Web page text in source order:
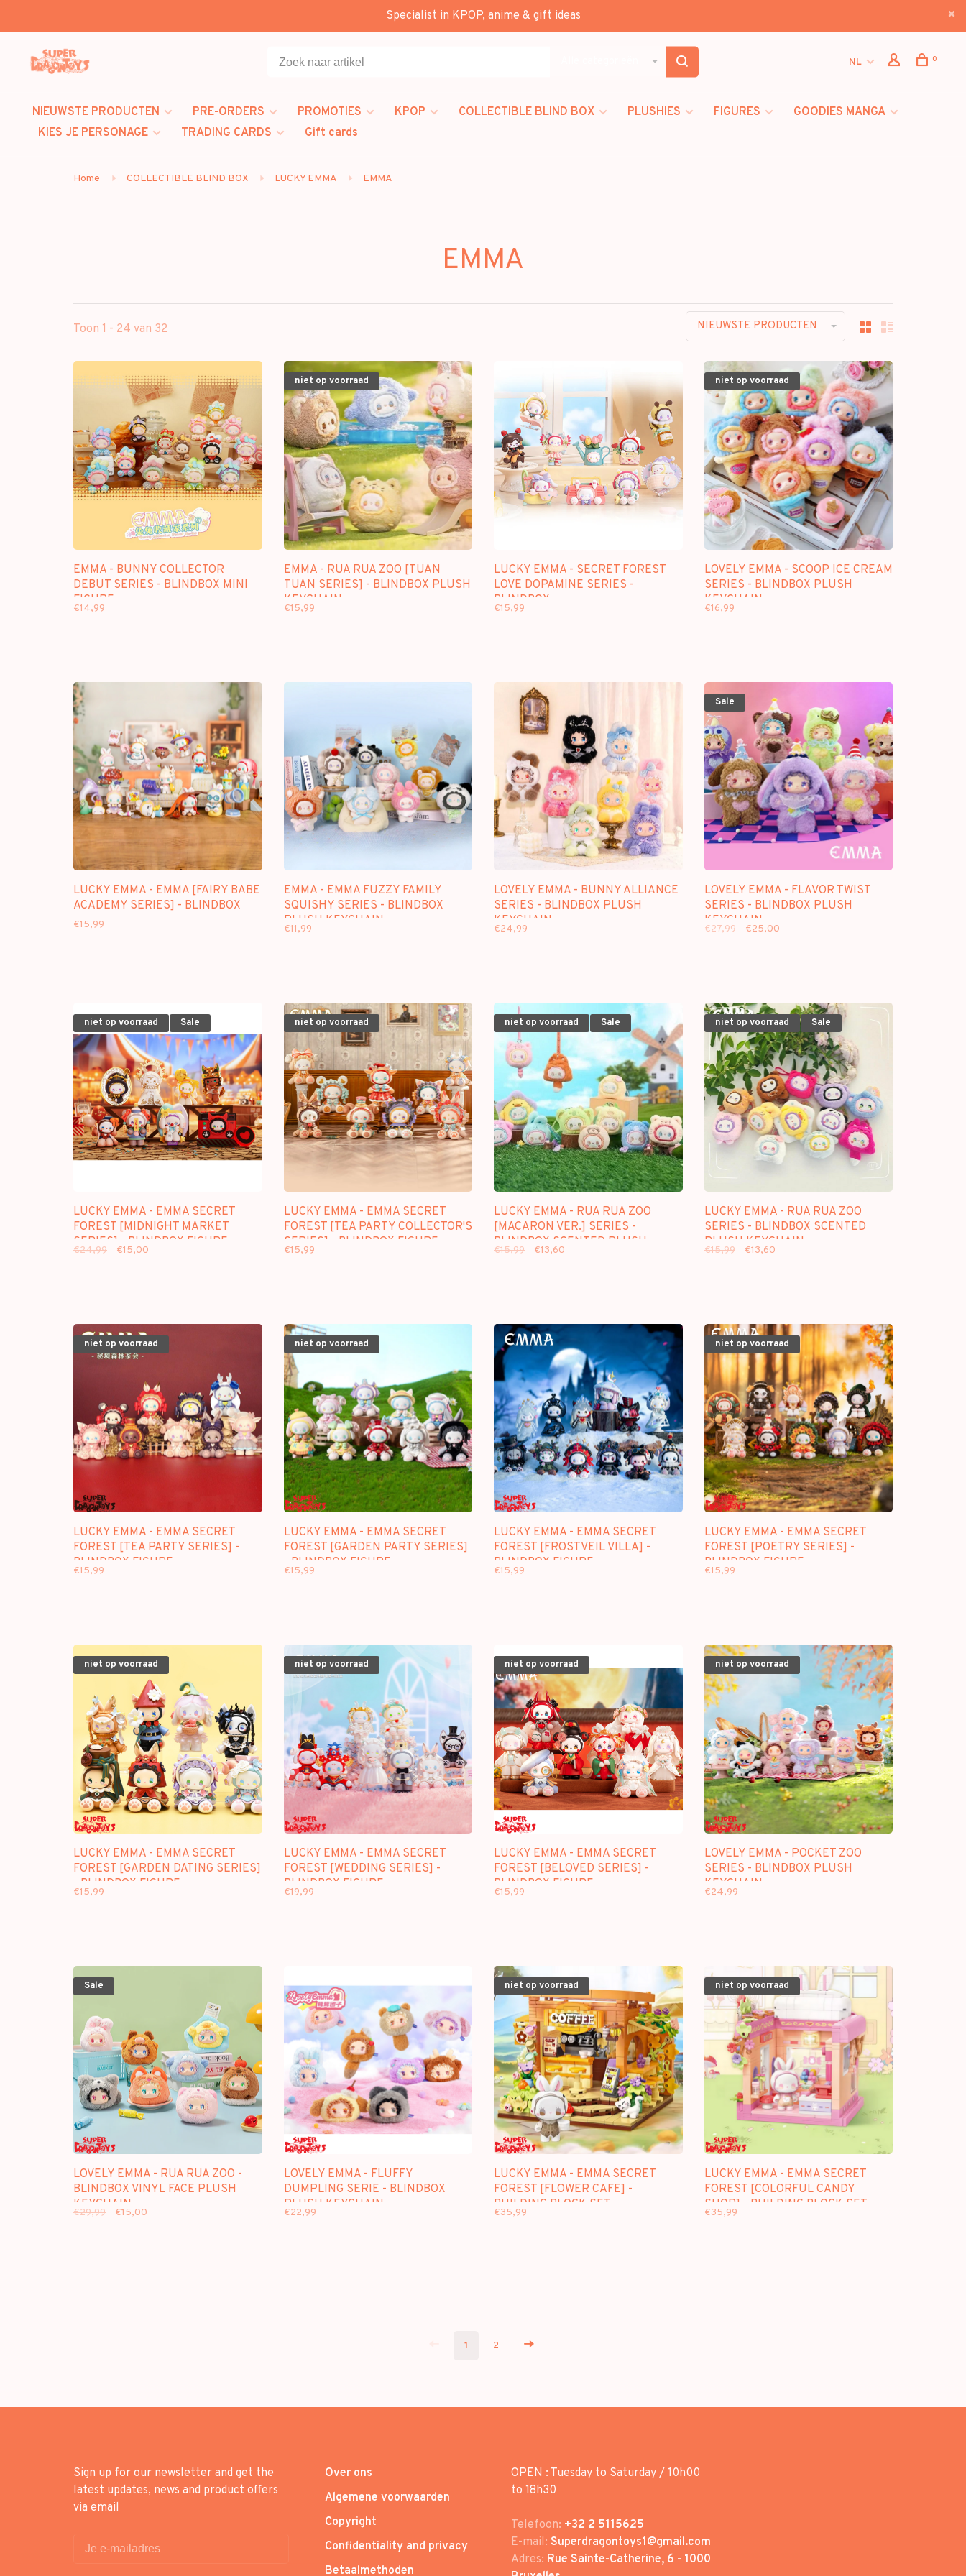
Specialist in KPOP, anime & gift ideas
NL 0
NIEUWSTE PRODUCTEN PRE-ORDERS PROMOTIES KPOP COLLECTIBLE BLIND BOX PLUSHIES FIGURES
GOODIES MANGA
KIES JE PERSONAGE
TRADING CARDS Gift cards
Home COLLECTIBLE BLIND BOX LUCKY EMMA EMMA
EMMA
Toon 1 - 24 van 32 NIEUWSTE PRODUCTEN
EMMA - BUNNY COLLECTOR
DEBUT SERIES - BLINDBOX MINI
FIGURE
€14,99
niet op voorraad
EMMA - RUA RUA ZOO [TUAN
TUAN SERIES] - BLINDBOX PLUSH
KEYCHAIN
€15,99
LUCKY EMMA - SECRET FOREST
LOVE DOPAMINE SERIES -
BLINDBOX
€15,99
niet op voorraad
LOVELY EMMA - SCOOP ICE CREAM
SERIES - BLINDBOX PLUSH
KEYCHAIN
€16,99
LUCKY EMMA - EMMA [FAIRY BABE
ACADEMY SERIES] - BLINDBOX
€15,99
EMMA - EMMA FUZZY FAMILY
SQUISHY SERIES - BLINDBOX
PLUSH KEYCHAIN
€11,99
LOVELY EMMA - BUNNY ALLIANCE
SERIES - BLINDBOX PLUSH
KEYCHAIN
€24,99
Sale
LOVELY EMMA - FLAVOR TWIST
SERIES - BLINDBOX PLUSH
KEYCHAIN
€27,99 €25,00
niet op voorraad Sale
LUCKY EMMA - EMMA SECRET
FOREST [MIDNIGHT MARKET
SERIES] - BLINDBOX FIGURE
€24,99 €15,00
niet op voorraad
LUCKY EMMA - EMMA SECRET
FOREST [TEA PARTY COLLECTOR'S
SERIES] - BLINDBOX FIGURE
€15,99
niet op voorraad Sale
LUCKY EMMA - RUA RUA ZOO
[MACARON VER.] SERIES -
BLINDBOX SCENTED PLUSH
KEYCHAIN
€15,99 €13,60
niet op voorraad Sale
LUCKY EMMA - RUA RUA ZOO
SERIES - BLINDBOX SCENTED
PLUSH KEYCHAIN
€15,99 €13,60
niet op voorraad
LUCKY EMMA - EMMA SECRET
FOREST [TEA PARTY SERIES] -
BLINDBOX FIGURE
€15,99
niet op voorraad
LUCKY EMMA - EMMA SECRET
FOREST [GARDEN PARTY SERIES]
- BLINDBOX FIGURE
€15,99
LUCKY EMMA - EMMA SECRET
FOREST [FROSTVEIL VILLA] -
BLINDBOX FIGURE
€15,99
niet op voorraad
LUCKY EMMA - EMMA SECRET
FOREST [POETRY SERIES] -
BLINDBOX FIGURE
€15,99
niet op voorraad
LUCKY EMMA - EMMA SECRET
FOREST [GARDEN DATING SERIES]
- BLINDBOX FIGURE
€15,99
niet op voorraad
LUCKY EMMA - EMMA SECRET
FOREST [WEDDING SERIES] -
BLINDBOX FIGURE
€19,99
niet op voorraad
LUCKY EMMA - EMMA SECRET
FOREST [BELOVED SERIES] -
BLINDBOX FIGURE
€15,99
niet op voorraad
LOVELY EMMA - POCKET ZOO
SERIES - BLINDBOX PLUSH
KEYCHAIN
€24,99
Sale
LOVELY EMMA - RUA RUA ZOO -
BLINDBOX VINYL FACE PLUSH
KEYCHAIN
€29,99 €15,00
LOVELY EMMA - FLUFFY
DUMPLING SERIE - BLINDBOX
PLUSH KEYCHAIN
€22,99
niet op voorraad
LUCKY EMMA - EMMA SECRET
FOREST [FLOWER CAFE] -
BUILDING BLOCK SET
€35,99
niet op voorraad
LUCKY EMMA - EMMA SECRET
FOREST [COLORFUL CANDY
SHOP] - BUILDING BLOCK SET
€35,99
1 2
Sign up for our newsletter and get the
latest updates, news and product offers
via email
Over ons
Algemene voorwaarden
Copyright
Confidentiality and privacy
Betaalmethoden
OPEN : Tuesday to Saturday / 10h00
to 18h30
Telefoon: +32 2 5115625
E-mail: Superdragontoys1@gmail.com
Adres: Rue Sainte-Catherine, 6 - 1000